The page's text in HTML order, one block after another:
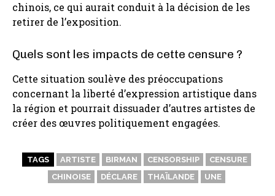
chinois, ce qui aurait conduit à la décision de les
retirer de l’exposition.
Quels sont les impacts de cette censure ?
Cette situation soulève des préoccupations
concernant la liberté d’expression artistique dans
la région et pourrait dissuader d’autres artistes de
créer des œuvres politiquement engagées.
TAGS ARTISTE BIRMAN CENSORSHIP
CENSURE
CHINOISE
DÉCLARE THAÏLANDE UNE